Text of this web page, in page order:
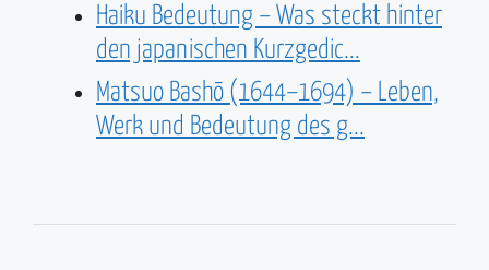
Haiku Bedeutung – Was steckt hinter
den japanischen Kurzgedic...
Matsuo Bashō (1644–1694) – Leben,
Werk und Bedeutung des g...